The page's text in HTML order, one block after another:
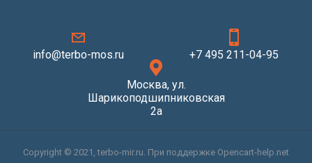
info@terbo-mos.ru +7 495 211-04-95
Москва, ул.
Шарикоподшипниковская
2а
Copyright © 2021, terbo-mir.ru. При поддержке Opencart-help.net